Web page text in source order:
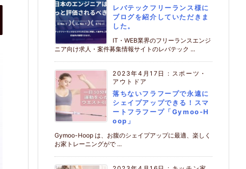
レバテックフリーランス様に
ブログを紹介していただきま
した。
IT・WEB業界のフリーランスエンジ
ニア向け求人・案件募集情報サイトのレバテック ...
2023年4月17日 : スポーツ・
アウトドア
落ちないフラフープで永遠に
シェイプアップできる！スマ
ートフラフープ「Gymoo-H
oop」
Gymoo-Hoop は、お腹のシェイプアップに最適、楽しく
お家トレーニングがで ...